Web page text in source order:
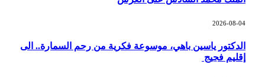
2026-08-04
الدكتور ياسين باهي، موسوعة فكرية من رحم السمارة.. الى
إقليم فجيج